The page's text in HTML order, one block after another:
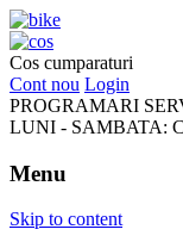
Cos cumparaturi
Cont nou Login
PROGRAMARI
LUNI - SAMBATA:
Menu
Skip to content